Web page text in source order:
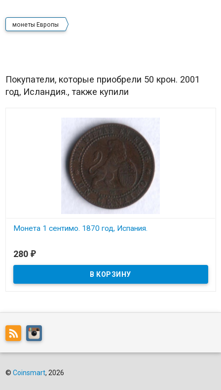
монеты Европы
Покупатели, которые приобрели 50 крон. 2001
год, Исландия., также купили
Монета 1 сентимо. 1870 год, Испания.
280 ₽
© Coinsmart, 2026